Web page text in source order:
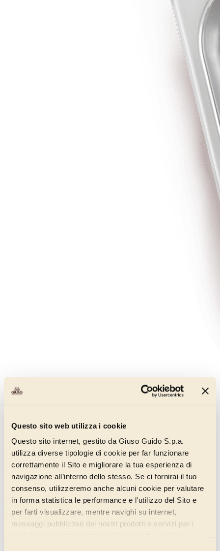
Questo sito web utilizza i cookie
Questo sito internet, gestito da Giuso Guido S.p.a.
utilizza diverse tipologie di cookie per far funzionare
correttamente il Sito e migliorare la tua esperienza di
navigazione all’interno dello stesso. Se ci fornirai il tuo
consenso, utilizzeremo anche alcuni cookie per valutare
in forma statistica le performance e l’utilizzo del Sito e
per farti visualizzare, mentre navighi su internet,
messaggi pubblicitari dei nostri prodotti e servizi per i
Super Chocolate 120
000AT200
A cocoa and chocolate flavouring mix, characterised by its excellent
solubilisation, for a really creamy ice cream.
Discover more